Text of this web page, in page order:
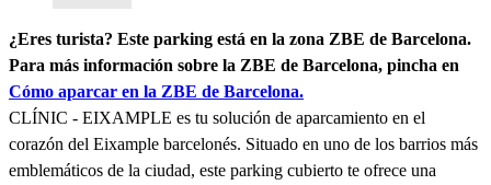
¿Eres turista? Este parking está en la zona ZBE de Barcelona.
Para más información sobre la ZBE de Barcelona, pincha en
Cómo aparcar en la ZBE de Barcelona.
CLÍNIC - EIXAMPLE es tu solución de aparcamiento en el
corazón del Eixample barcelonés. Situado en uno de los barrios más
emblemáticos de la ciudad, este parking cubierto te ofrece una